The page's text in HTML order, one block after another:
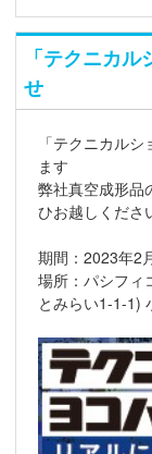
「テクニカ
せ
「テクニカル
ます
弊社真空成形品
ひお越しくださ
期間：2023年2
場所：パシフィ
とみらい1-1-1)